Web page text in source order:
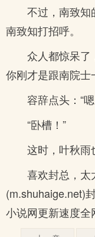
不过，南致知
南致知打招呼。
众人都惊呆了
你刚才是跟南院士
容辞点头：“
“卧槽！”
这时，叶秋雨
喜欢封总，太
(m.shuhaige.net)
小说网更新速度全